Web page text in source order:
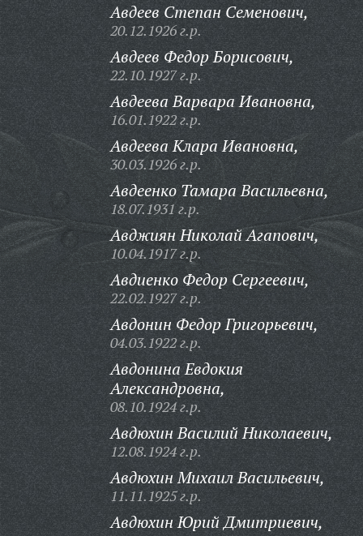
Авдеев Степан Семенович,
20.12.1926 г.р.
Авдеев Федор Борисович,
22.10.1927 г.р.
Авдеева Варвара Ивановна,
16.01.1922 г.р.
Авдеева Клара Ивановна,
30.03.1926 г.р.
Авдеенко Тамара Васильевна,
18.07.1931 г.р.
Авджиян Николай Агапович,
10.04.1917 г.р.
Авдиенко Федор Сергеевич,
22.02.1927 г.р.
Авдонин Федор Григорьевич,
04.03.1922 г.р.
Авдонина Евдокия
Александровна,
08.10.1924 г.р.
Авдюхин Василий Николаевич,
12.08.1924 г.р.
Авдюхин Михаил Васильевич,
11.11.1925 г.р.
Авдюхин Юрий Дмитриевич,